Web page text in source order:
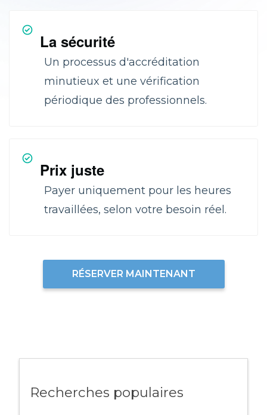
La sécurité
Un processus d'accréditation
minutieux et une vérification
périodique des professionnels.
Prix juste
Payer uniquement pour les heures
travaillées, selon votre besoin réel.
RÉSERVER MAINTENANT
Recherches populaires